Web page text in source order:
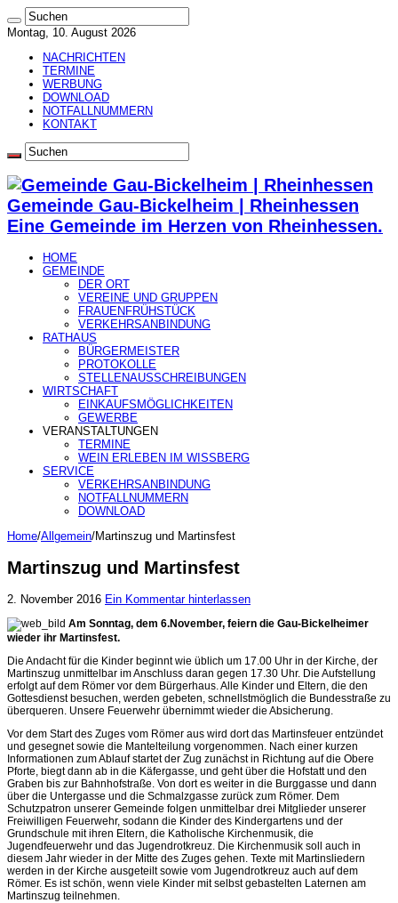
Montag, 10. August 2026
NACHRICHTEN
TERMINE
WERBUNG
DOWNLOAD
NOTFALLNUMMERN
KONTAKT
Gemeinde Gau-Bickelheim | Rheinhessen
Eine Gemeinde im Herzen von Rheinhessen.
HOME
GEMEINDE
DER ORT
VEREINE UND GRUPPEN
FRAUENFRÜHSTÜCK
VERKEHRSANBINDUNG
RATHAUS
BÜRGERMEISTER
PROTOKOLLE
STELLENAUSSCHREIBUNGEN
WIRTSCHAFT
EINKAUFSMÖGLICHKEITEN
GEWERBE
VERANSTALTUNGEN
TERMINE
WEIN ERLEBEN IM WISSBERG
SERVICE
VERKEHRSANBINDUNG
NOTFALLNUMMERN
DOWNLOAD
Home/Allgemein/Martinszug und Martinsfest
Martinszug und Martinsfest
2. November 2016 Ein Kommentar hinterlassen
Am Sonntag, dem 6.November, feiern die Gau-Bickelheimer
wieder ihr Martinsfest.
Die Andacht für die Kinder beginnt wie üblich um 17.00 Uhr in der Kirche, der
Martinszug unmittelbar im Anschluss daran gegen 17.30 Uhr. Die Aufstellung
erfolgt auf dem Römer vor dem Bürgerhaus. Alle Kinder und Eltern, die den
Gottesdienst besuchen, werden gebeten, schnellstmöglich die Bundesstraße zu
überqueren. Unsere Feuerwehr übernimmt wieder die Absicherung.
Vor dem Start des Zuges vom Römer aus wird dort das Martinsfeuer entzündet
und gesegnet sowie die Mantelteilung vorgenommen. Nach einer kurzen
Informationen zum Ablauf startet der Zug zunächst in Richtung auf die Obere
Pforte, biegt dann ab in die Käfergasse, und geht über die Hofstatt und den
Graben bis zur Bahnhofstraße. Von dort es weiter in die Burggasse und dann
über die Untergasse und die Schmalzgasse zurück zum Römer. Dem
Schutzpatron unserer Gemeinde folgen unmittelbar drei Mitglieder unserer
Freiwilligen Feuerwehr, sodann die Kinder des Kindergartens und der
Grundschule mit ihren Eltern, die Katholische Kirchenmusik, die
Jugendfeuerwehr und das Jugendrotkreuz. Die Kirchenmusik soll auch in
diesem Jahr wieder in der Mitte des Zuges gehen. Texte mit Martinsliedern
werden in der Kirche ausgeteilt sowie vom Jugendrotkreuz auch auf dem
Römer. Es ist schön, wenn viele Kinder mit selbst gebastelten Laternen am
Martinszug teilnehmen.